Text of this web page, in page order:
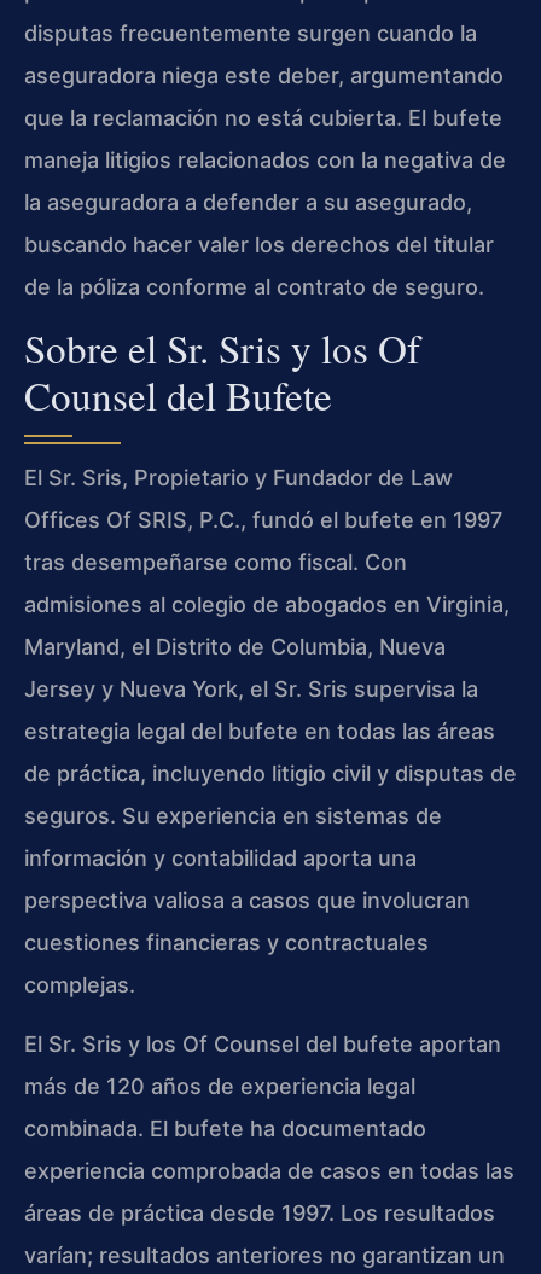
disputas frecuentemente surgen cuando la
aseguradora niega este deber, argumentando
que la reclamación no está cubierta. El bufete
maneja litigios relacionados con la negativa de
la aseguradora a defender a su asegurado,
buscando hacer valer los derechos del titular
de la póliza conforme al contrato de seguro.
Sobre el Sr. Sris y los Of
Counsel del Bufete
El Sr. Sris, Propietario y Fundador de Law
Offices Of SRIS, P.C., fundó el bufete en 1997
tras desempeñarse como fiscal. Con
admisiones al colegio de abogados en Virginia,
Maryland, el Distrito de Columbia, Nueva
Jersey y Nueva York, el Sr. Sris supervisa la
estrategia legal del bufete en todas las áreas
de práctica, incluyendo litigio civil y disputas de
seguros. Su experiencia en sistemas de
información y contabilidad aporta una
perspectiva valiosa a casos que involucran
cuestiones financieras y contractuales
complejas.
El Sr. Sris y los Of Counsel del bufete aportan
más de 120 años de experiencia legal
combinada. El bufete ha documentado
experiencia comprobada de casos en todas las
áreas de práctica desde 1997. Los resultados
varían; resultados anteriores no garantizan un